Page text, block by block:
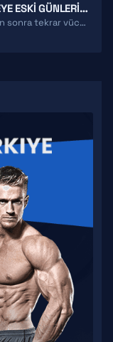
10 YIL ARADAN SONRA SPORA DÖNMEYE ESKI GÜNLERIME KAVUŞMAYA KARAR VERDIM! DEFINASYON SÜRECI HK.
Merhabalar herkse, 10 yıllık uzun bir aradan sonra tekrar vücut geliştirmeye başladım , 2 haftadır aktif…